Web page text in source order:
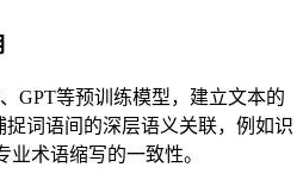
GPT等预训练模型，建立文本的
词语间的深层语义关联，例如识
术语缩写的一致性。